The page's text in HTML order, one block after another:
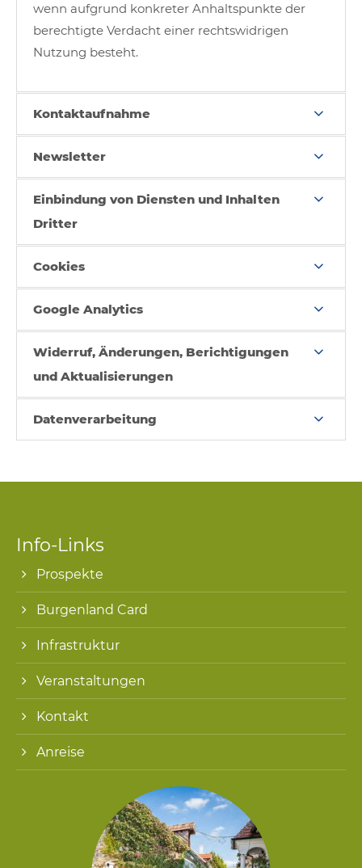
wenn aufgrund konkreter Anhaltspunkte der
berechtigte Verdacht einer rechtswidrigen
Nutzung besteht.
Kontaktaufnahme
Newsletter
Einbindung von Diensten und Inhalten
Dritter
Cookies
Google Analytics
Widerruf, Änderungen, Berichtigungen
und Aktualisierungen
Datenverarbeitung
Info-Links
Prospekte
Burgenland Card
Infrastruktur
Veranstaltungen
Kontakt
Anreise